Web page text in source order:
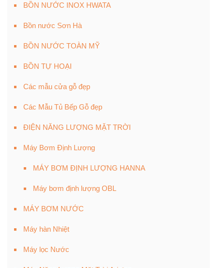
BỒN NƯỚC INOX HWATA
Bồn nước Sơn Hà
BỒN NƯỚC TOÀN MỸ
BỒN TỰ HOẠI
Các mẫu cửa gỗ đẹp
Các Mẫu Tủ Bếp Gỗ đẹp
ĐIỆN NĂNG LƯỢNG MẶT TRỜI
Máy Bơm Định Lượng
MÁY BƠM ĐỊNH LƯỢNG HANNA
Máy bơm định lượng OBL
MÁY BƠM NƯỚC
Máy hàn Nhiệt
Máy lọc Nước